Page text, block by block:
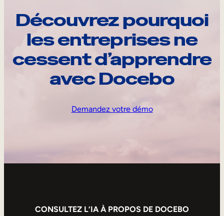
Découvrez pourquoi
les entreprises ne
cessent d’apprendre
avec Docebo
Demandez votre démo
CONSULTEZ L’IA À PROPOS DE DOCEBO